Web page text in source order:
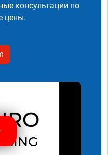
консультации по
цены.